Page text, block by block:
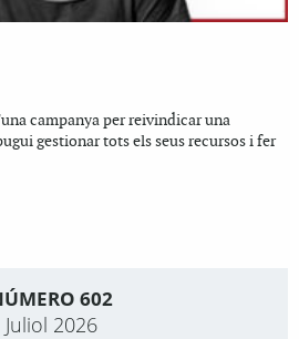
campanya per reivindicar una
gestionar tots els seus recursos i fer
602
Juliol 2026